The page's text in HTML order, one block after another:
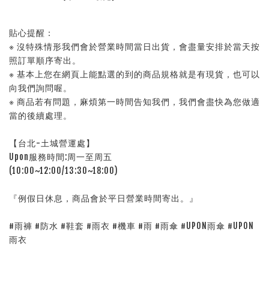
貼心提醒：
※ 沒特殊情形我們會於營業時間當日出貨，會盡量安排於當天按
照訂單順序寄出。
※ 基本上您在網頁上能點選的到的商品規格就是有現貨，也可以
向我們詢問喔。
※ 商品若有問題，麻煩第一時間告知我們，我們會盡快為您做適
當的後續處理。
【台北-土城營運處】
Upon服務時間:周一至周五
(10:00~12:00/13:30~18:00)
『例假日休息，商品會於平日營業時間寄出。』
#雨褲 #防水 #鞋套 #雨衣 #機車 #雨 #雨傘 #UPON雨傘 #UPON
雨衣